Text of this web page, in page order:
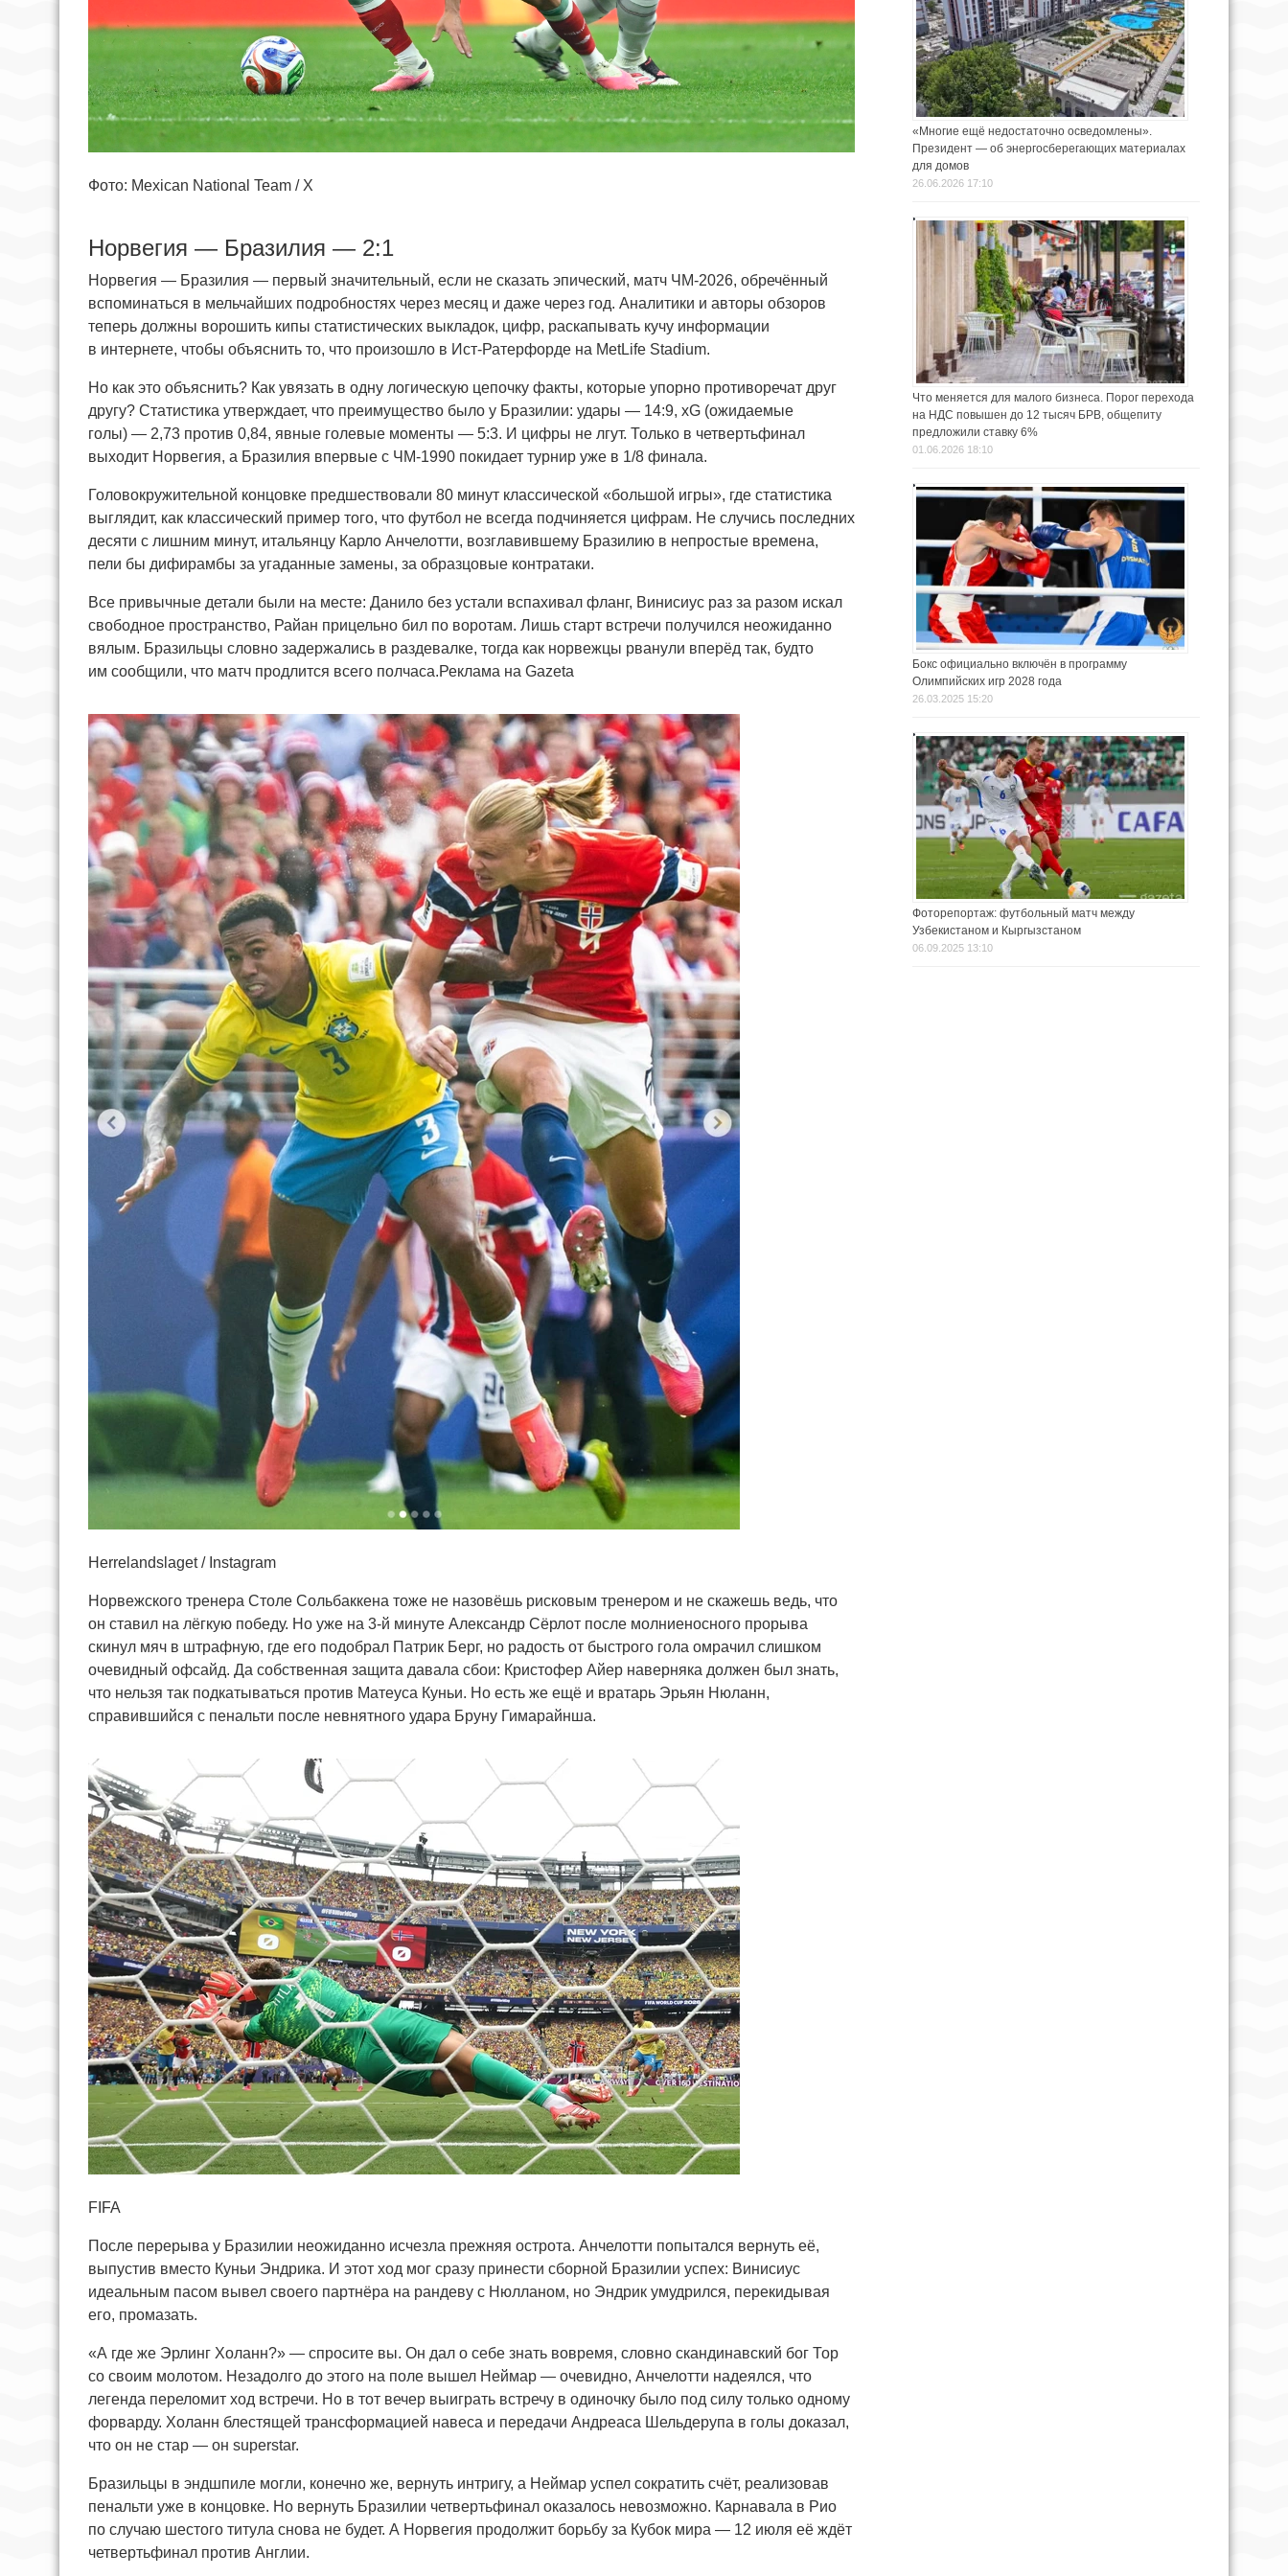
Фото: Mexican National Team / X
Норвегия — Бразилия — 2:1
Норвегия — Бразилия — первый значительный, если не сказать эпический, матч ЧМ-2026, обречённый
вспоминаться в мельчайших подробностях через месяц и даже через год. Аналитики и авторы обзоров
теперь должны ворошить кипы статистических выкладок, цифр, раскапывать кучу информации
в интернете, чтобы объяснить то, что произошло в Ист-Ратерфорде на MetLife Stadium.
Но как это объяснить? Как увязать в одну логическую цепочку факты, которые упорно противоречат друг
другу? Статистика утверждает, что преимущество было у Бразилии: удары — 14:9, xG (ожидаемые
голы) — 2,73 против 0,84, явные голевые моменты — 5:3. И цифры не лгут. Только в четвертьфинал
выходит Норвегия, а Бразилия впервые с ЧМ-1990 покидает турнир уже в 1/8 финала.
Головокружительной концовке предшествовали 80 минут классической «большой игры», где статистика
выглядит, как классический пример того, что футбол не всегда подчиняется цифрам. Не случись последних
десяти с лишним минут, итальянцу Карло Анчелотти, возглавившему Бразилию в непростые времена,
пели бы дифирамбы за угаданные замены, за образцовые контратаки.
Все привычные детали были на месте: Данило без устали вспахивал фланг, Винисиус раз за разом искал
свободное пространство, Райан прицельно бил по воротам. Лишь старт встречи получился неожиданно
вялым. Бразильцы словно задержались в раздевалке, тогда как норвежцы рванули вперёд так, будто
им сообщили, что матч продлится всего полчаса.Реклама на Gazeta
Herrelandslaget / Instagram
Норвежского тренера Столе Сольбаккена тоже не назовёшь рисковым тренером и не скажешь ведь, что
он ставил на лёгкую победу. Но уже на 3-й минуте Александр Сёрлот после молниеносного прорыва
скинул мяч в штрафную, где его подобрал Патрик Берг, но радость от быстрого гола омрачил слишком
очевидный офсайд. Да собственная защита давала сбои: Кристофер Айер наверняка должен был знать,
что нельзя так подкатываться против Матеуса Куньи. Но есть же ещё и вратарь Эрьян Нюланн,
справившийся с пенальти после невнятного удара Бруну Гимарайнша.
FIFA
После перерыва у Бразилии неожиданно исчезла прежняя острота. Анчелотти попытался вернуть её,
выпустив вместо Куньи Эндрика. И этот ход мог сразу принести сборной Бразилии успех: Винисиус
идеальным пасом вывел своего партнёра на рандеву с Нюлланом, но Эндрик умудрился, перекидывая
его, промазать.
«А где же Эрлинг Холанн?» — спросите вы. Он дал о себе знать вовремя, словно скандинавский бог Тор
со своим молотом. Незадолго до этого на поле вышел Неймар — очевидно, Анчелотти надеялся, что
легенда переломит ход встречи. Но в тот вечер выиграть встречу в одиночку было под силу только одному
форварду. Холанн блестящей трансформацией навеса и передачи Андреаса Шельдерупа в голы доказал,
что он не стар — он superstar.
Бразильцы в эндшпиле могли, конечно же, вернуть интригу, а Неймар успел сократить счёт, реализовав
пенальти уже в концовке. Но вернуть Бразилии четвертьфинал оказалось невозможно. Карнавала в Рио
по случаю шестого титула снова не будет. А Норвегия продолжит борьбу за Кубок мира — 12 июля её ждёт
четвертьфинал против Англии.
«Многие ещё недостаточно осведомлены».
Президент — об энергосберегающих материалах
для домов
26.06.2026 17:10
Что меняется для малого бизнеса. Порог перехода
на НДС повышен до 12 тысяч БРВ, общепиту
предложили ставку 6%
01.06.2026 18:10
Бокс официально включён в программу
Олимпийских игр 2028 года
26.03.2025 15:20
Фоторепортаж: футбольный матч между
Узбекистаном и Кыргызстаном
06.09.2025 13:10